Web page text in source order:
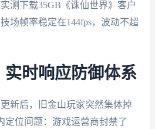
测下载35GB《诛仙世界》客户
场帧率稳定在144fps，波动不超
实时响应防御体系
新后，旧金山玩家突然集体掉
定位问题：游戏运营商封禁了